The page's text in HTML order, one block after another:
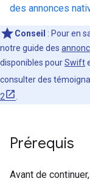
des annonces
Conseil : Pour en
notre guide des
disponibles pourSwift
consulter des
2
Prérequis
Avant de continuer,